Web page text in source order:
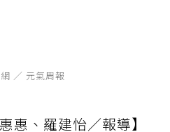
／ 元氣周報
惠、羅建怡／報導】